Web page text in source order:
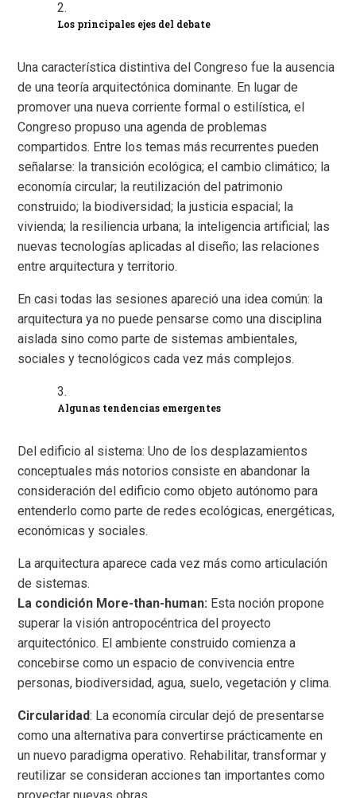
Los principales ejes del debate
Una característica distintiva del Congreso fue la ausencia
de una teoría arquitectónica dominante. En lugar de
promover una nueva corriente formal o estilística, el
Congreso propuso una agenda de problemas
compartidos. Entre los temas más recurrentes pueden
señalarse: la transición ecológica; el cambio climático; la
economía circular; la reutilización del patrimonio
construido; la biodiversidad; la justicia espacial; la
vivienda; la resiliencia urbana; la inteligencia artificial; las
nuevas tecnologías aplicadas al diseño; las relaciones
entre arquitectura y territorio.
En casi todas las sesiones apareció una idea común: la
arquitectura ya no puede pensarse como una disciplina
aislada sino como parte de sistemas ambientales,
sociales y tecnológicos cada vez más complejos.
Algunas tendencias emergentes
Del edificio al sistema: Uno de los desplazamientos
conceptuales más notorios consiste en abandonar la
consideración del edificio como objeto autónomo para
entenderlo como parte de redes ecológicas, energéticas,
económicas y sociales.
La arquitectura aparece cada vez más como articulación
de sistemas.
La condición More-than-human: Esta noción propone
superar la visión antropocéntrica del proyecto
arquitectónico. El ambiente construido comienza a
concebirse como un espacio de convivencia entre
personas, biodiversidad, agua, suelo, vegetación y clima.
Circularidad: La economía circular dejó de presentarse
como una alternativa para convertirse prácticamente en
un nuevo paradigma operativo. Rehabilitar, transformar y
reutilizar se consideran acciones tan importantes como